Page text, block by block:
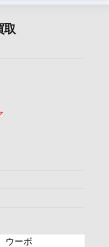
取
ウーボ